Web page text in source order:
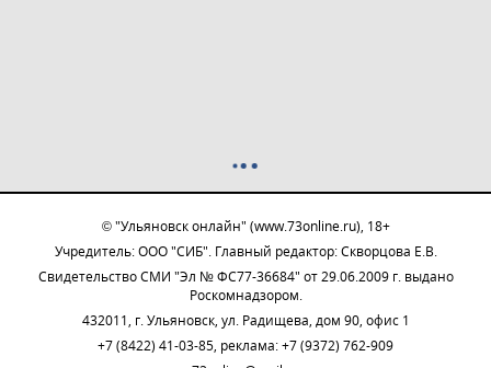
© "Ульяновск онлайн" (www.73online.ru), 18+
Учредитель: ООО "СИБ". Главный редактор: Скворцова Е.В.
Свидетельство СМИ "Эл № ФС77-36684" от 29.06.2009 г. выдано
Роскомнадзором.
432011, г. Ульяновск, ул. Радищева, дом 90, офис 1
+7 (8422) 41-03-85, реклама: +7 (9372) 762-909